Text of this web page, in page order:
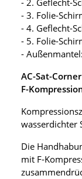
- 2. Geflecht-
- 3. Folie-
- 4. Geflecht-
- 5. Folie-
-
AC-Sat-
F-
wasserdichter
Die
mit F-